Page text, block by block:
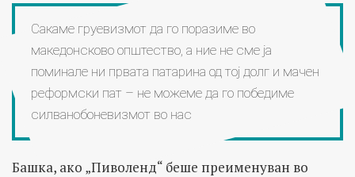
Сакаме груевизмот да го поразиме во
македонсково општество, а ние не сме ја
поминале ни првата патарина од тој долг и мачен
реформски пат – не можеме да го победиме
силванобоневизмот во нас
Башка, ако „Пиволенд“ беше преименуван во